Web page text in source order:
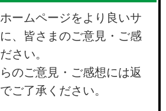
ームページをより良いサ
、皆さまのご意見・ご感
さい。
のご意見・ご感想には返
ご了承ください。